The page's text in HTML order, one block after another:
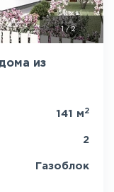
1/2
из
141 м 2
2
Газоблок